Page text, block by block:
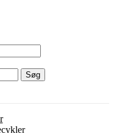
Søg